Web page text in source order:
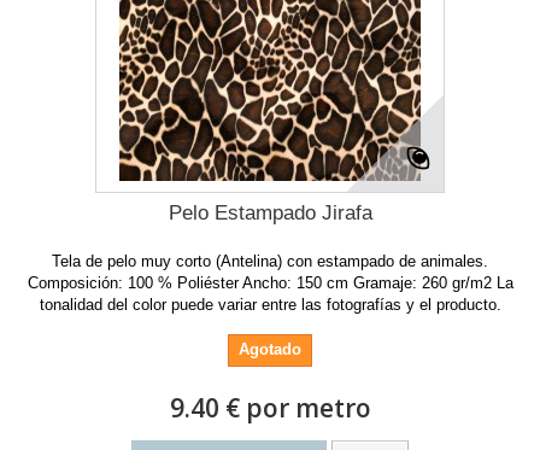
Pelo Estampado Jirafa
Tela de pelo muy corto (Antelina) con estampado de animales.
Composición: 100 % Poliéster Ancho: 150 cm Gramaje: 260 gr/m2 La
tonalidad del color puede variar entre las fotografías y el producto.
Agotado
9.40 € por metro